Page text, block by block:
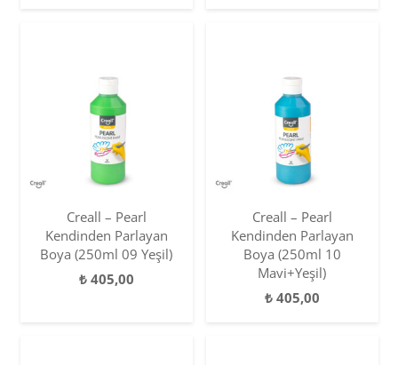
Creall – Pearl
Kendinden Parlayan
Boya (250ml 09 Yeşil)
₺405,00
Creall – Pearl
Kendinden Parlayan
Boya (250ml 10
Mavi+Yeşil)
₺405,00